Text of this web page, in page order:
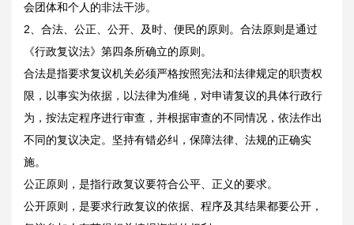
会团体和个人的非法干涉。
2、合法、公正、公开、及时、便民的原则。合法原则是通过
《行政复议法》第四条所确立的原则。
合法是指要求复议机关必须严格按照宪法和法律规定的职责权
限，以事实为依据，以法律为准绳，对申请复议的具体行政行
为，按法定程序进行审查，并根据审查的不同情况，依法作出
不同的复议决定。坚持有错必纠，保障法律、法规的正确实
施。
公正原则，是指行政复议要符合公平、正义的要求。
公开原则，是要求行政复议的依据、程序及其结果都要公开，